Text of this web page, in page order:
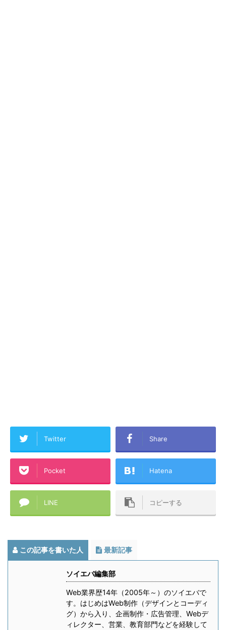
Twitter Share
Pocket Hatena
LINE コピーする
この記事を書いた人 最新記事
ソイエバ編集部
Web業界歴14年（2005年～）のソイエバで
す。はじめはWeb制作（デザインとコーディ
グ）から入り、企画制作・広告管理、Webデ
ィレクター、営業、教育部門などを経験して